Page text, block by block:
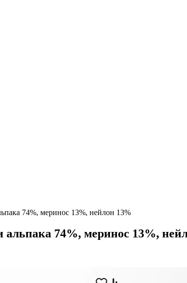
74%, меринос 13%, нейлон 13%
74%, меринос 13%,